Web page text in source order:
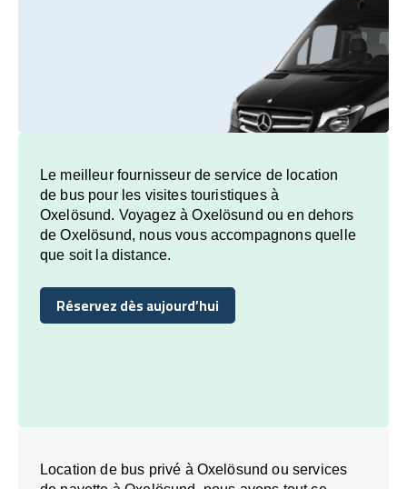
Le meilleur fournisseur de service de location
de bus pour les visites touristiques à
Oxelösund. Voyagez à Oxelösund ou en dehors
de Oxelösund, nous vous accompagnons quelle
que soit la distance.
Réservez dès aujourd’hui
Réservez dès aujourd’hui
Location de bus privé à Oxelösund ou services